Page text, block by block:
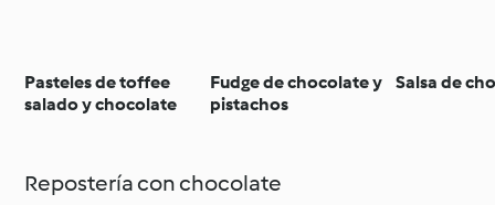
Pasteles de toffee
salado y chocolate
Fudge de chocolate y
pistachos
Salsa de
Repostería con chocolate